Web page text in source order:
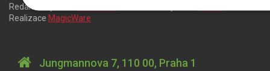
Redakční systém
Realizace MagicWare
Jungmannova 7, 110 00, Praha 1